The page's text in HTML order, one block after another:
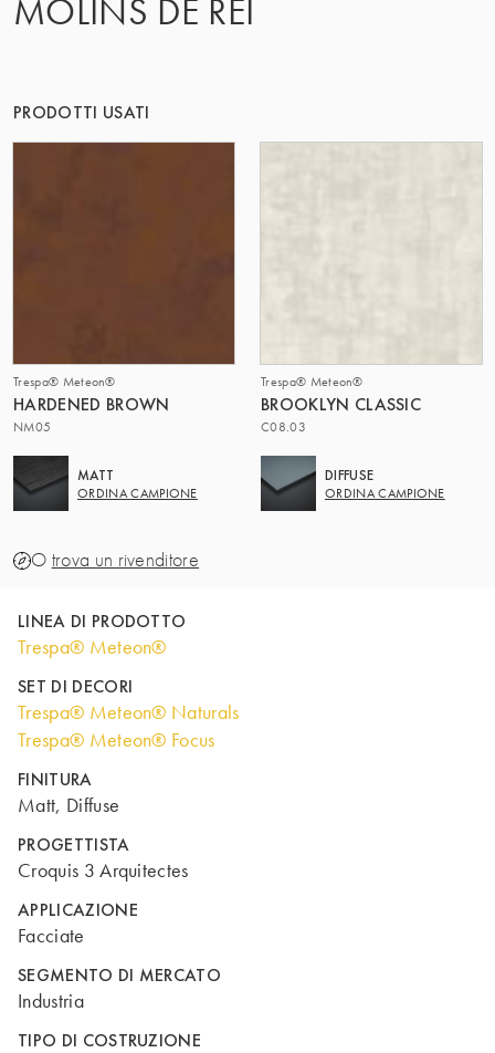
MOLINS DE REI
PRODOTTI USATI
Trespa® Meteon®
HARDENED BROWN
NM05
MATT
ORDINA CAMPIONE
Trespa® Meteon®
BROOKLYN CLASSIC
C08.03
DIFFUSE
ORDINA CAMPIONE
O trova un rivenditore
LINEA DI PRODOTTO
Trespa® Meteon®
SET DI DECORI
Trespa® Meteon® Naturals
Trespa® Meteon® Focus
FINITURA
Matt, Diffuse
PROGETTISTA
Croquis 3 Arquitectes
APPLICAZIONE
Facciate
SEGMENTO DI MERCATO
Industria
TIPO DI COSTRUZIONE